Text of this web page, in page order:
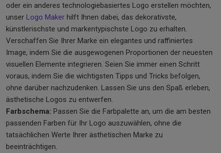
oder ein anderes technologiebasiertes Logo erstellen möchten,
unser Logo Maker hilft Ihnen dabei, das dekorativste,
künstlerischste und markentypischste Logo zu erhalten.
Verschaffen Sie Ihrer Marke ein elegantes und raffiniertes
Image, indem Sie die ausgewogenen Proportionen der neuesten
visuellen Elemente integrieren. Seien Sie immer einen Schritt
voraus, indem Sie die wichtigsten Tipps und Tricks befolgen,
ohne darüber nachzudenken. Lassen Sie uns den Spaß erleben,
ästhetische Logos zu entwerfen.
Farbschema: Passen Sie die Farbpalette an, um die am besten
passenden Farben für Ihr Logo auszuwählen, ohne die
tatsächlichen Werte Ihrer ästhetischen Marke zu
beeinträchtigen.